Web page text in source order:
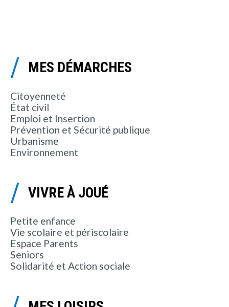
MES DÉMARCHES
Citoyenneté
État civil
Emploi et Insertion
Prévention et Sécurité publique
Urbanisme
Environnement
VIVRE À JOUÉ
Petite enfance
Vie scolaire et périscolaire
Espace Parents
Seniors
Solidarité et Action sociale